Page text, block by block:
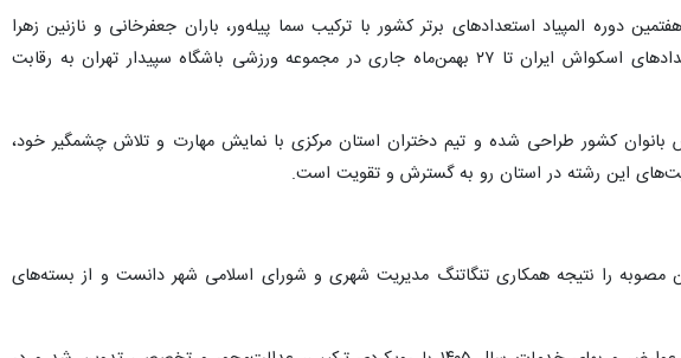
المپیاد استعدادهای برتر کشور با ترکیب سما پیله‌ور، باران جعفرخانی و نازنین زهرا
رحمانی و با هدایت مربی کیمیا ولی‌اللهی و سرپرستی زهرا شریعت‌منش در جمع برترین استعدادهای اسکواش ایران تا ۲۷ بهمن‌ماه جاری در مجموعه ورزشی باشگاه سپیدار تهران به رقابت
بانوان کشور طراحی شده و تیم دختران استان مرکزی با نمایش مهارت و تلاش چشمگیر خود،
این رشته در استان رو به گسترش و تقویت است.
اراک، در تشریح جزئیات تدوین دفترچه عوارض و بهای خدمات سال ۱۴۰۵، این مصوبه را نتیجه همکاری تنگاتنگ مدیریت شهری و شورای اسلامی شهر دانست و از بسته‌های